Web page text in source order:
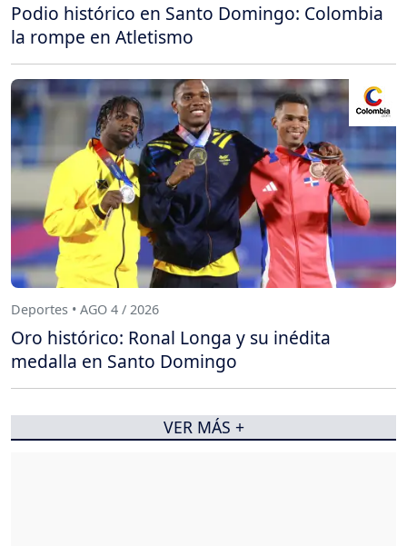
Podio histórico en Santo Domingo: Colombia
la rompe en Atletismo
Deportes • AGO 4 / 2026
Oro histórico: Ronal Longa y su inédita
medalla en Santo Domingo
VER MÁS +